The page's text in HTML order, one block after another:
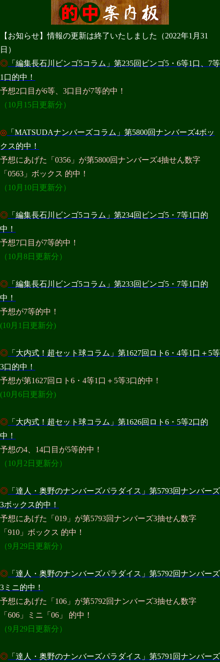
【お知らせ】情報の更新は終了いたしました（2022年1月31
日）
◎ 「編集長石川ビンゴ5コラム」第235回ビンゴ5・6等1口、7等
1口的中！
予想2口目が6等、3口目が7等的中！
（10月15日更新分）
◎ 「MATSUDAナンバーズコラム」第5800回ナンバーズ4ボッ
クス的中！
予想にあげた「0356」が第5800回ナンバーズ4抽せん数字
「0563」ボックス 的中！
（10月10日更新分）
◎ 「編集長石川ビンゴ5コラム」第234回ビンゴ5・7等1口的
中！
予想7口目が7等的中！
（10月8日更新分）
◎ 「編集長石川ビンゴ5コラム」第233回ビンゴ5・7等1口的
中！
予想が7等的中！
(10月1日更新分)
◎ 「大内式！超セット球コラム」第1627回ロト6・4等1口＋5等
3口的中！
予想が第1627回ロト6・4等1口＋5等3口的中！
(10月6日更新分)
◎ 「大内式！超セット球コラム」第1626回ロト6・5等2口的
中！
予想の4、14口目が5等的中！
（10月2日更新分）
◎ 「達人・奥野のナンバーズパラダイス」第5793回ナンバーズ
3ボックス的中！
予想にあげた「019」が第5793回ナンバーズ3抽せん数字
「910」ボックス 的中！
（9月29日更新分）
◎ 「達人・奥野のナンバーズパラダイス」第5792回ナンバーズ
3ミニ的中！
予想にあげた「106」が第5792回ナンバーズ3抽せん数字
「606」ミニ「06」 的中！
（9月29日更新分）
◎ 「達人・奥野のナンバーズパラダイス」第5791回ナンバーズ